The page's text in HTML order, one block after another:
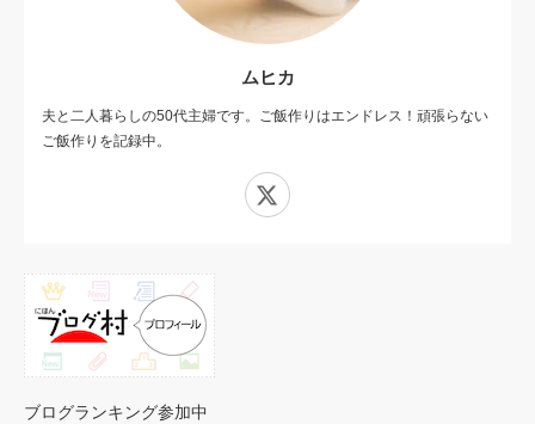
ムヒカ
夫と二人暮らしの50代主婦です。ご飯作りはエンドレス！頑張らない
ご飯作りを記録中。
ブログランキング参加中